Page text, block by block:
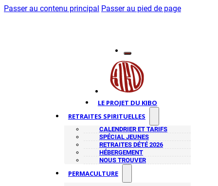
Passer au contenu principal Passer au pied de page
LE PROJET DU KIBO
RETRAITES SPIRITUELLES
CALENDRIER ET TARIFS
SPÉCIAL JEUNES
RETRAITES DÉTÉ 2026
HÉBERGEMENT
NOUS TROUVER
PERMACULTURE